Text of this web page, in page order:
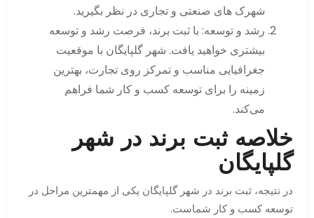
شهرک های صنعتی و تجاری در نظر بگیرید.
رشد و توسعه: با ثبت برند، فرصت رشد و توسعه
بیشتری خواهید یافت. شهر گلپایگان با موقعیت
جغرافیایی مناسب و تمرکز روی تجارت، بهترین
زمینه را برای توسعه کسب و کار شما فراهم
می‌کند.
خلاصه ثبت برند در شهر
گلپایگان
در نتیجه، ثبت برند در شهر گلپایگان یکی از مهمترین مراحل در
توسعه کسب و کار شماست.